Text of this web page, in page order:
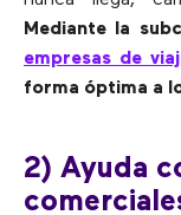
Mediante la
empresas de
forma óptima a
2) Ayuda